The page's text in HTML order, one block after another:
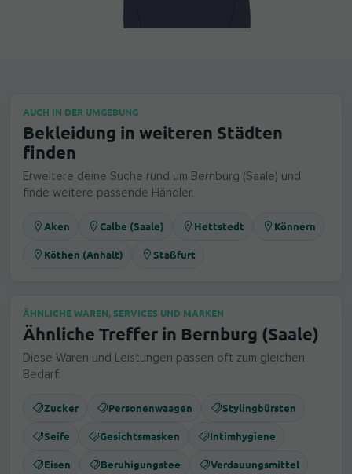
AUCH IN DER UMGEBUNG
Bekleidung in weiteren Städten
finden
Erweitere deine Suche rund um Bernburg (Saale) und
finde weitere passende Händler.
Aken Calbe (Saale) Hettstedt Könnern
Köthen (Anhalt) Staßfurt
ÄHNLICHE WAREN, SERVICES UND MARKEN
Ähnliche Treffer in Bernburg (Saale)
Diese Waren und Leistungen passen oft zum gleichen
Bedarf.
Zucker Personenwaagen Stylingbürsten
Seife Gesichtsmasken Intimhygiene
Eisen Beruhigungstee Verdauungsmittel